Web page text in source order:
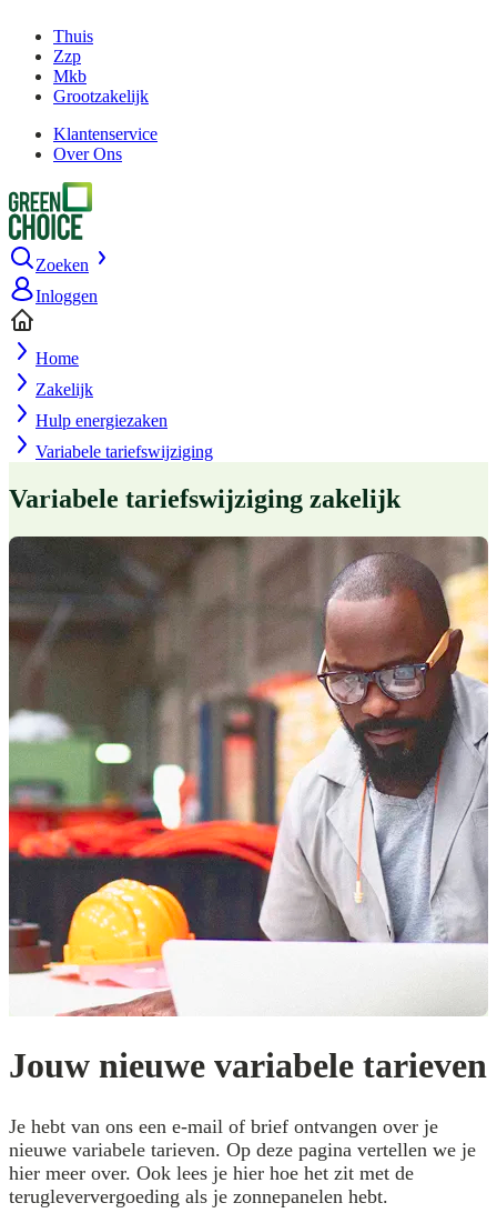
Thuis
Zzp
Mkb
Grootzakelijk
Klantenservice
Over Ons
Zoeken
Inloggen
Home
Zakelijk
Hulp energiezaken
Variabele tariefswijziging
Variabele tariefswijziging zakelijk
Jouw nieuwe variabele tarieven
Je hebt van ons een e-mail of brief ontvangen over je
nieuwe variabele tarieven. Op deze pagina vertellen we je
hier meer over. Ook lees je hier hoe het zit met de
terugleververgoeding als je zonnepanelen hebt.